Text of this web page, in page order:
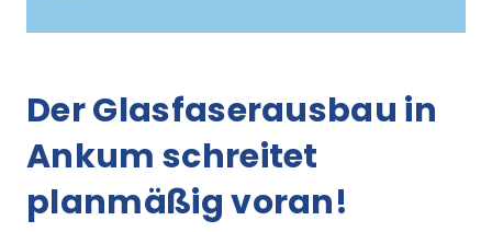
Der Glasfaserausbau in
Ankum schreitet
planmäßig voran!